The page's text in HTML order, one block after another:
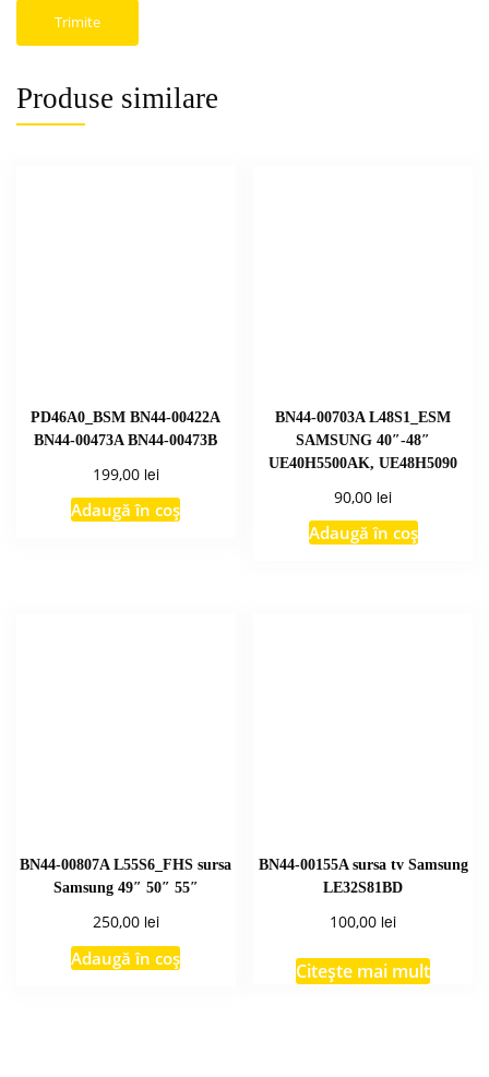
Produse similare
PD46A0_BSM BN44-00422A
BN44-00473A BN44-00473B
199,00 lei
Adaugă în coș
BN44-00703A L48S1_ESM
SAMSUNG 40″-48″
UE40H5500AK, UE48H5090
90,00 lei
Adaugă în coș
BN44-00807A L55S6_FHS sursa
Samsung 49″ 50″ 55″
250,00 lei
Adaugă în coș
BN44-00155A sursa tv Samsung
LE32S81BD
100,00 lei
Citește mai mult